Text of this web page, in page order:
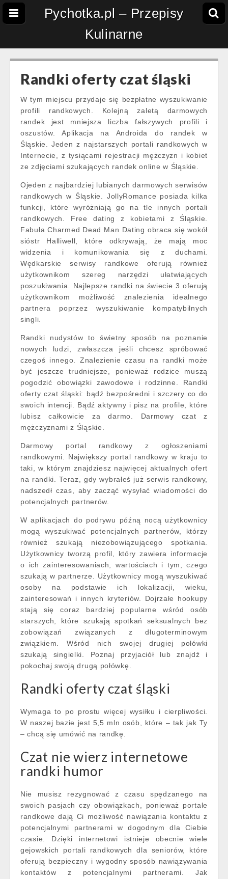
Pychotka.pl – Przepisy
Kulinarne
Randki oferty czat śląski
W tym miejscu przydaje się bezpłatne wyszukiwanie
profili randkowych. Kolejną zaletą darmowych
randek jest mniejsza liczba fałszywych profili i
oszustów. Aplikacja na Androida do randek w
Śląskie. Jeden z najstarszych portali randkowych w
Internecie, z tysiącami rejestracji mężczyzn i kobiet
ze zdjęciami szukających randek online w Śląskie.
Оjeden z najbardziej lubianych darmowych serwisów
randkowych w Śląskie. JollyRomance posiada kilka
funkcji, które wyróżniają go na tle innych portali
randkowych. Free dating z kobietami z Śląskie.
Fabuła Charmed Dead Man Dating obraca się wokół
sióstr Halliwell, które odkrywają, że mają moc
widzenia i komunikowania się z duchami.
Wędkarskie serwisy randkowe oferują również
użytkownikom szereg narzędzi ułatwiających
poszukiwania. Najlepsze randki na świecie 3 oferują
użytkownikom możliwość znalezienia idealnego
partnera poprzez wyszukiwanie kompatybilnych
singli.
Randki nudystów to świetny sposób na poznanie
nowych ludzi, zwłaszcza jeśli chcesz spróbować
czegoś innego. Znalezienie czasu na randki może
być jeszcze trudniejsze, ponieważ rodzice muszą
pogodzić obowiązki zawodowe i rodzinne. Randki
oferty czat śląski: bądź bezpośredni i szczery co do
swoich intencji. Bądź aktywny i pisz na profile, które
lubisz całkowicie za darmo. Darmowy czat z
mężczyznami z Śląskie.
Darmowy portal randkowy z ogłoszeniami
randkowymi. Największy portal randkowy w kraju to
taki, w którym znajdziesz najwięcej aktualnych ofert
na randki. Teraz, gdy wybrałeś już serwis randkowy,
nadszedł czas, aby zacząć wysyłać wiadomości do
potencjalnych partnerów.
W aplikacjach do podrywu późną nocą użytkownicy
mogą wyszukiwać potencjalnych partnerów, którzy
również szukają niezobowiązującego spotkania.
Użytkownicy tworzą profil, który zawiera informacje
o ich zainteresowaniach, wartościach i tym, czego
szukają w partnerze. Użytkownicy mogą wyszukiwać
osoby na podstawie ich lokalizacji, wieku,
zainteresowań i innych kryteriów. Dojrzałe hookupy
stają się coraz bardziej popularne wśród osób
starszych, które szukają spotkań seksualnych bez
zobowiązań związanych z długoterminowym
związkiem. Wśród nich swojej drugiej połówki
szukają singielki. Poznaj przyjaciół lub znajdź i
pokochaj swoją drugą połówkę.
Randki oferty czat śląski
Wymaga to po prostu więcej wysiłku i cierpliwości.
W naszej bazie jest 5,5 mln osób, które – tak jak Ty
– chcą się umówić na randkę.
Czat nie wierz internetowe
randki humor
Nie musisz rezygnować z czasu spędzanego na
swoich pasjach czy obowiązkach, ponieważ portale
randkowe dają Ci możliwość nawiązania kontaktu z
potencjalnymi partnerami w dogodnym dla Ciebie
czasie. Dzięki internetowi istnieje obecnie wiele
gejowskich portali randkowych dla seniorów, które
oferują bezpieczny i wygodny sposób nawiązywania
kontaktów z potencjalnymi partnerami. Jak